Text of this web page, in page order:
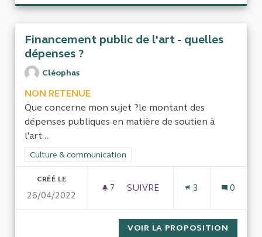
Financement public de l'art - quelles
dépenses ?
Cléophas
NON RETENUE
Que concerne mon sujet ?le montant des
dépenses publiques en matière de soutien à
l'art...
Filtrer les résultats de la catégorie : Culture & communication
Culture & communication
CRÉÉ LE
26/04/2022
7 7 ABONNÉS
SUIVRE
3 0
VOIR LA PROPOSITION